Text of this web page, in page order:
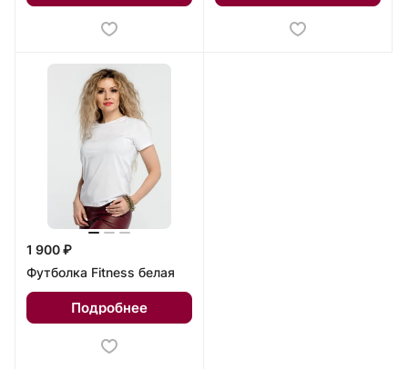
1 900 ₽
Футболка Fitness белая
Подробнее